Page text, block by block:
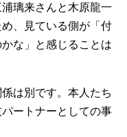
璃来さんと木原龍一
、見ている側が「付
な」と感じることは
は別です。本人たち
ートナーとしての事